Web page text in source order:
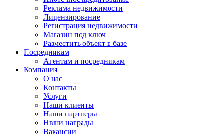
Реклама недвижимости
Лицензирование
Регистрация недвижимости
Магазин под ключ
Разместить объект в базе
Посредникам
Агентам и посредникам
Компания
О нас
Контакты
Услуги
Наши клиенты
Наши партнеры
Нвши награды
Вакансии